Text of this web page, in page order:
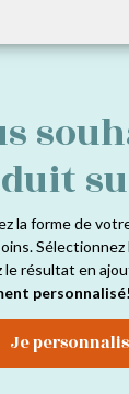
la forme de
le résultat en
personnalisé!
Je